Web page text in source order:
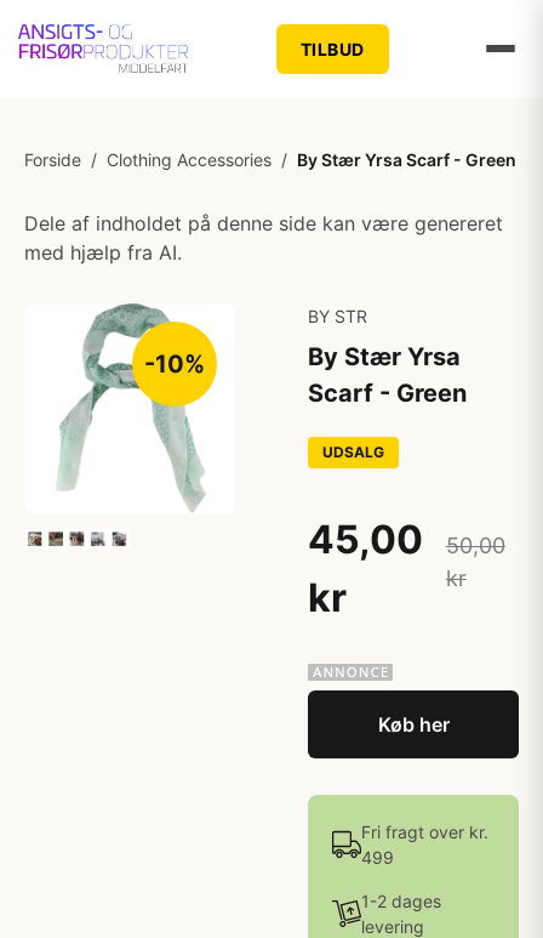
TILBUD
Forside / Clothing Accessories / By Stær Yrsa Scarf - Green
Dele af indholdet på denne side kan være genereret
med hjælp fra AI.
-10%
BY STR
By Stær Yrsa
Scarf - Green
UDSALG
45,00
kr
50,00
kr
Køb her
Fri fragt over kr.
499
1-2 dages
levering